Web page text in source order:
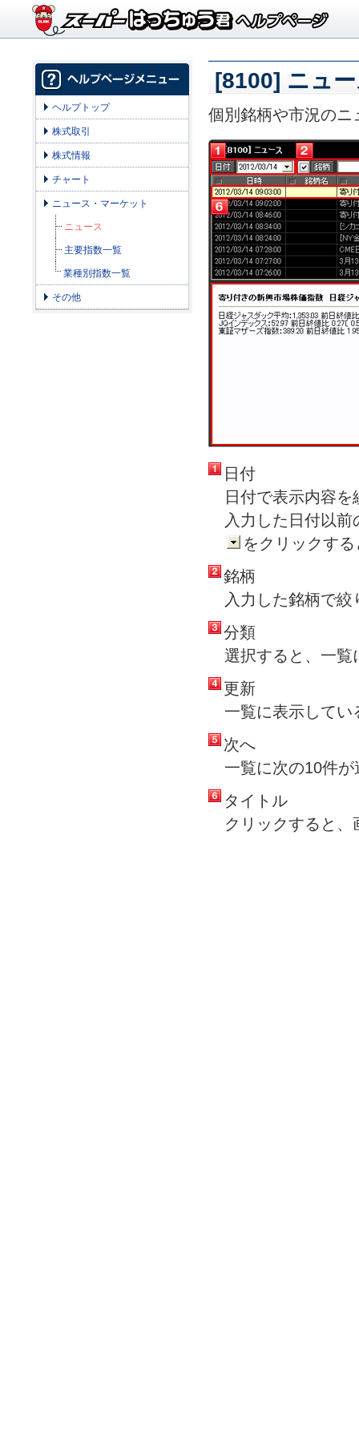
ヘルプトップ
株式取引
株式情報
チャート
ニュース・マーケット
ニュース
主要指数一覧
業種別指数一覧
その他
[8100] ニュ
個別銘柄や市況のニ
日付
日付で表示内容
入力した日付以
をクリックす
銘柄
入力した銘柄で
分類
選択すると、一覧
更新
一覧に表示してい
次へ
一覧に次の10件
タイトル
クリックすると